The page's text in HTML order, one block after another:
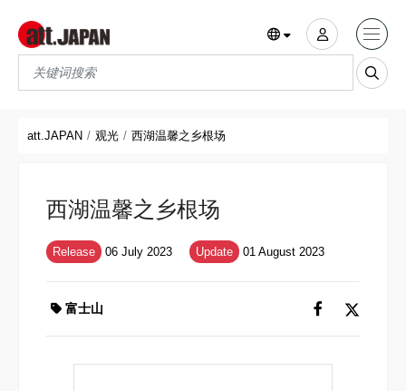
Translations title cont
att.JAPAN 观光 西湖温馨之乡根场
西湖温馨之乡根场
Release 06 July 2023 Update 01 August 2023
富士山